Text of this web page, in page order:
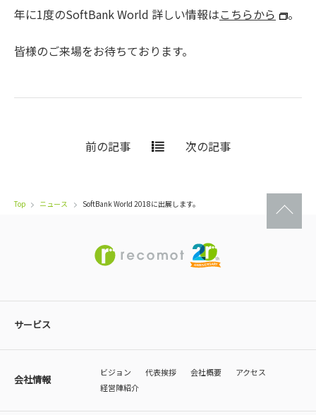
年に1度のSoftBank World 詳しい情報はこちらから 。
皆様のご来場をお待ちております。
前の記事 次の記事
Top ニュース SoftBank World 2018に出展します。
サービス
会社情報
ビジョン 代表挨拶 会社概要
アクセス
経営陣紹介